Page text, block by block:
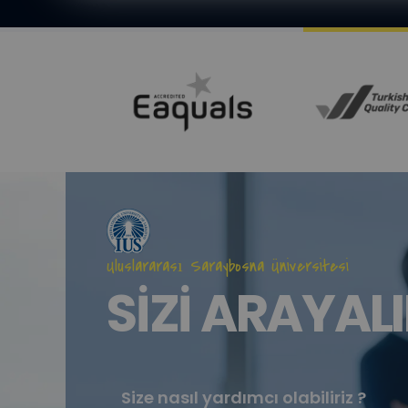
Uluslararası Saraybosna Üniversitesi
SİZİ